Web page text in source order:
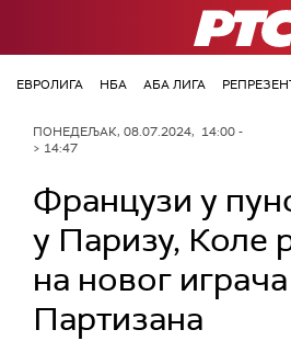
РТС
ЕВРОЛИГА НБА АБА ЛИГА
ПОНЕДЕЉАК, 08.07.2024, 14:00 -
> 14:47
Французи у
у Паризу, Коле
на новог играча
Партизана